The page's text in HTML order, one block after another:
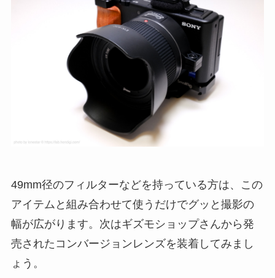
49mm径のフィルターなどを持っている方は、この
アイテムと組み合わせて使うだけでグッと撮影の
幅が広がります。次はギズモショップさんから発
売されたコンバージョンレンズを装着してみまし
ょう。